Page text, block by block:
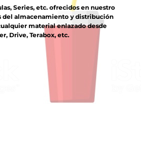
Series, etc. ofrecidos en nuestro
del almacenamiento y distribución
material enlazado desde
Drive, Terabox, etc.